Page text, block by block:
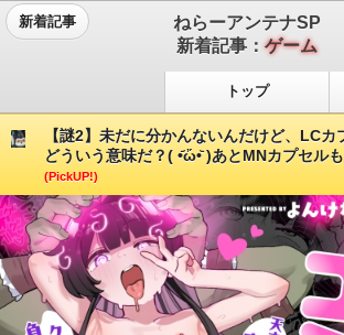
新着記事
ねらーアンテナSP
新着記事：ゲーム
トップ
【謎2】未だに分かんないんだけど、LCカ
どういう意味だ？( •᷄ὤ•᷅ )あとMNカプセル
(PickUP!)